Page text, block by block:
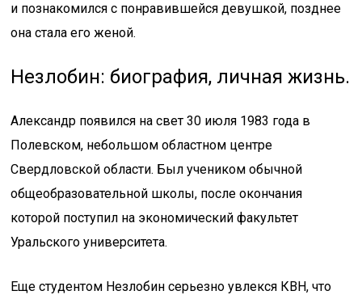
и познакомился с понравившейся девушкой, позднее
она стала его женой.
Незлобин: биография, личная жизнь.
Александр появился на свет 30 июля 1983 года в
Полевском, небольшом областном центре
Свердловской области. Был учеником обычной
общеобразовательной школы, после окончания
которой поступил на экономический факультет
Уральского университета.
Еще студентом Незлобин серьезно увлекся КВН, что